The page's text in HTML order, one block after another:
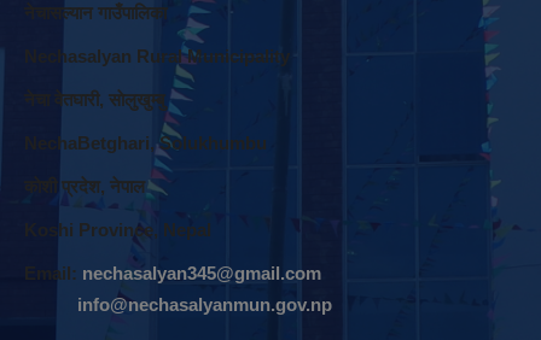
नेचासल्यान गाउँपालिका
Nechasalyan Rural Municipality
नेचा वेतघारी, साेलुखुम्बु
NechaBetghari, Solukhumbu
काेशी प्रदेश, नेपाल
Koshi Province, Nepal
Email: nechasalyan345@gmail.com
info@nechasalyanmun.gov.np